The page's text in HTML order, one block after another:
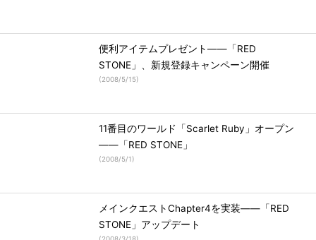
便利アイテムプレゼント――「RED
STONE」、新規登録キャンペーン開催
(2008/5/15)
11番目のワールド「Scarlet Ruby」オープン
――「RED STONE」
(2008/5/1)
メインクエストChapter4を実装――「RED
STONE」アップデート